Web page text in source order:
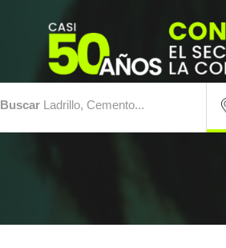
BuscarLadrillo, Cemento...